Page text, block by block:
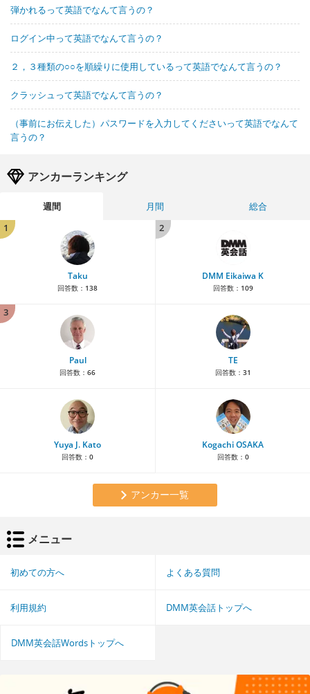
弾かれるって英語でなんて言うの？
ログイン中って英語でなんて言うの？
２，３種類の○○を順繰りに使用しているって英語でなんて言うの？
クラッシュって英語でなんて言うの？
（事前にお伝えした）パスワードを入力してくださいって英語でなんて
言うの？
アンカーランキング
週間 月間
総合
1
Taku
回答数： 138
2
DMM Eikaiwa K
回答数： 109
3
Paul
回答数： 66
TE
回答数： 31
Yuya J. Kato
回答数： 0
Kogachi OSAKA
回答数： 0
アンカー一覧
メニュー
初めての方へ よくある質問
利用規約 DMM英会話トップへ
DMM英会話Wordsトップへ